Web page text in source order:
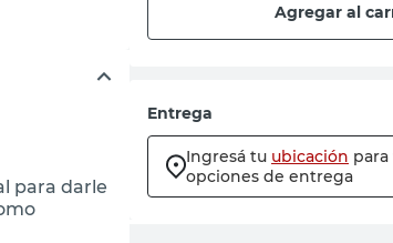
para darle
Agregar al
Entrega
Ingresá tu ubicación para
opciones de entrega